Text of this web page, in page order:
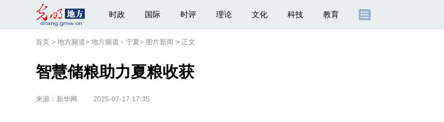
时政 国际 时评 理论 文化 科技 教育
首页 > 地方频道> 地方频道－宁夏> 图片新闻 > 正文
智慧储粮助力夏粮收获
来源： 新华网 2025-07-17 17:35